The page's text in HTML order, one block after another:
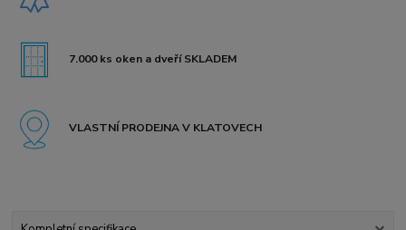
7.000 ks oken a dveří SKLADEM
VLASTNÍ PRODEJNA V KLATOVECH